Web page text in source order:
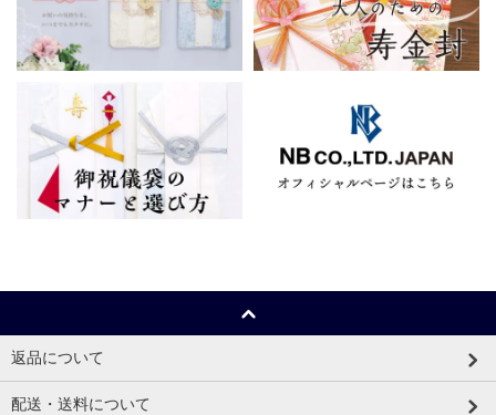
返品について
配送・送料について